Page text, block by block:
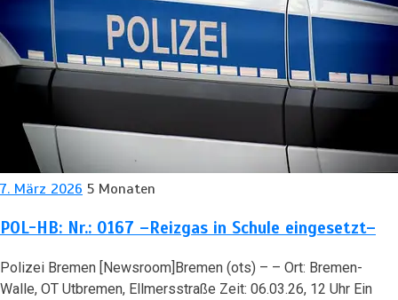
7. März 2026 5 Monaten
POL-HB: Nr.: 0167 –Reizgas in Schule eingesetzt–
Polizei Bremen [Newsroom]Bremen (ots) – – Ort: Bremen-
Walle, OT Utbremen, Ellmersstraße Zeit: 06.03.26, 12 Uhr Ein